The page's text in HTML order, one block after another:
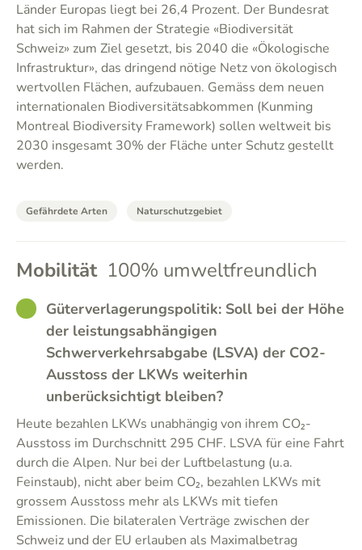
Länder Europas liegt bei 26,4 Prozent. Der Bundesrat
hat sich im Rahmen der Strategie «Biodiversität
Schweiz» zum Ziel gesetzt, bis 2040 die «Ökologische
Infrastruktur», das dringend nötige Netz von ökologisch
wertvollen Flächen, aufzubauen. Gemäss dem neuen
internationalen Biodiversitätsabkommen (Kunming
Montreal Biodiversity Framework) sollen weltweit bis
2030 insgesamt 30% der Fläche unter Schutz gestellt
werden.
Gefährdete Arten Naturschutzgebiet
Mobilität 100% umweltfreundlich
GOODGüterverlagerungspolitik: Soll bei der Höhe
der leistungsabhängigen
Schwerverkehrsabgabe (LSVA) der CO2-
Ausstoss der LKWs weiterhin
unberücksichtigt bleiben?
Heute bezahlen LKWs unabhängig von ihrem CO₂-
Ausstoss im Durchschnitt 295 CHF. LSVA für eine Fahrt
durch die Alpen. Nur bei der Luftbelastung (u.a.
Feinstaub), nicht aber beim CO₂, bezahlen LKWs mit
grossem Ausstoss mehr als LKWs mit tiefen
Emissionen. Die bilateralen Verträge zwischen der
Schweiz und der EU erlauben als Maximalbetrag